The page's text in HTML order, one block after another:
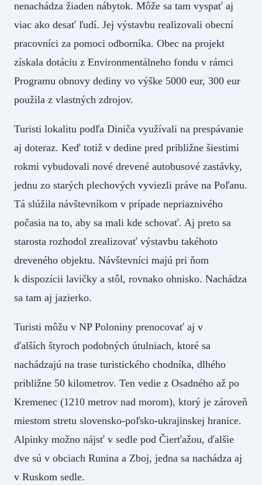
nenachádza žiaden nábytok. Môže sa tam vyspať aj
viac ako desať ľudí. Jej výstavbu realizovali obecní
pracovníci za pomoci odborníka. Obec na projekt
získala dotáciu z Environmentálneho fondu v rámci
Programu obnovy dediny vo výške 5000 eur, 300 eur
použila z vlastných zdrojov.
Turisti lokalitu podľa Diniča využívali na prespávanie
aj doteraz. Keď totiž v dedine pred približne šiestimi
rokmi vybudovali nové drevené autobusové zastávky,
jednu zo starých plechových vyviezli práve na Poľanu.
Tá slúžila návštevníkom v prípade nepriaznivého
počasia na to, aby sa mali kde schovať. Aj preto sa
starosta rozhodol zrealizovať výstavbu takéhoto
dreveného objektu. Návštevníci majú pri ňom
k dispozícii lavičky a stôl, rovnako ohnisko. Nachádza
sa tam aj jazierko.
Turisti môžu v NP Poloniny prenocovať aj v
ďalších štyroch podobných útulniach, ktoré sa
nachádzajú na trase turistického chodníka, dlhého
približne 50 kilometrov. Ten vedie z Osadného až po
Kremenec (1210 metrov nad morom), ktorý je zároveň
miestom stretu slovensko-poľsko-ukrajinskej hranice.
Alpinky možno nájsť v sedle pod Čierťažou, ďalšie
dve sú v obciach Runina a Zboj, jedna sa nachádza aj
v Ruskom sedle.